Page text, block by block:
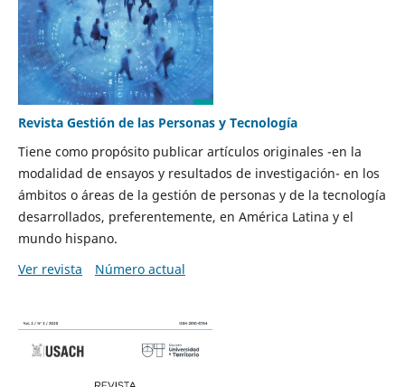
Revista Gestión de las Personas y Tecnología
Tiene como propósito publicar artículos originales -en la
modalidad de ensayos y resultados de investigación- en los
ámbitos o áreas de la gestión de personas y de la tecnología
desarrollados, preferentemente, en América Latina y el
mundo hispano.
Ver revista
Número actual